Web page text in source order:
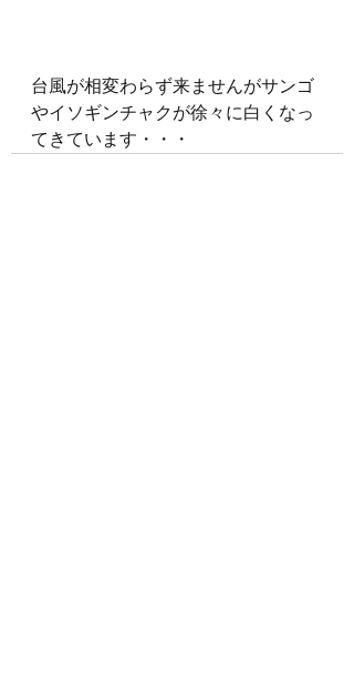
台風が相変わらず来ませんがサンゴ
やイソギンチャクが徐々に白くなっ
てきています・・・